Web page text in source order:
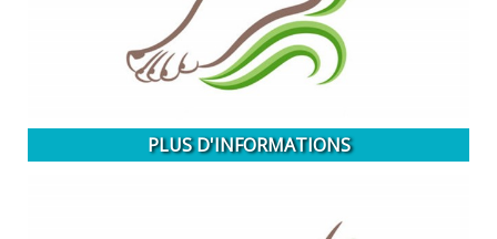
PLUS D'INFORMATIONS